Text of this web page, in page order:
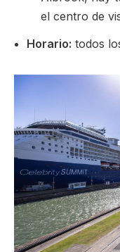
el centro de
Horario: todos